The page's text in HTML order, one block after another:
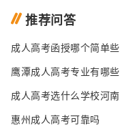
推荐问答
成人高考函授哪个简单些
鹰潭成人高考专业有哪些
成人高考选什么学校河南
惠州成人高考可靠吗